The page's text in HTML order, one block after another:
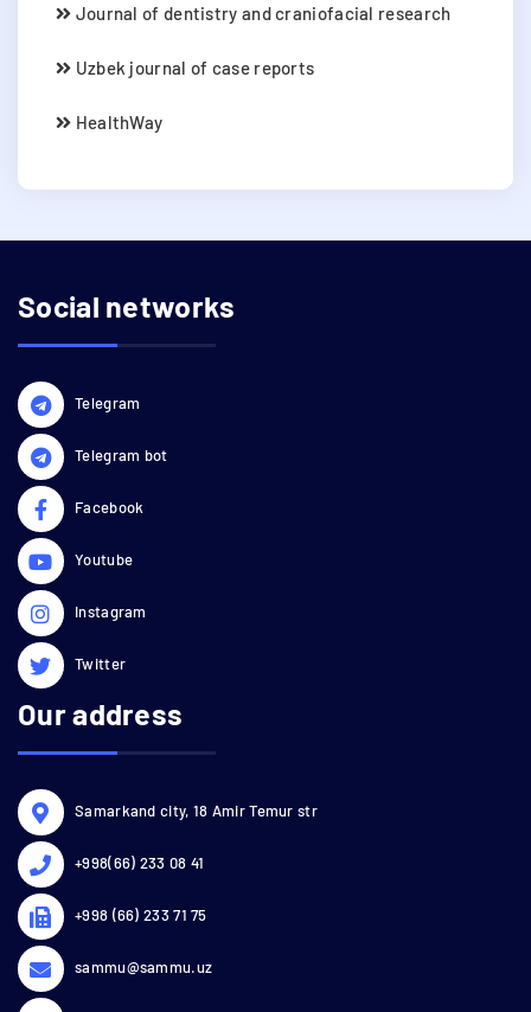
Journal of dentistry and craniofacial research
Uzbek journal of case reports
HealthWay
Social networks
Telegram
Telegram bot
Facebook
Youtube
Instagram
Twitter
Our address
Samarkand city, 18 Amir Temur str
+998(66) 233 08 41
+998 (66) 233 71 75
sammu@sammu.uz